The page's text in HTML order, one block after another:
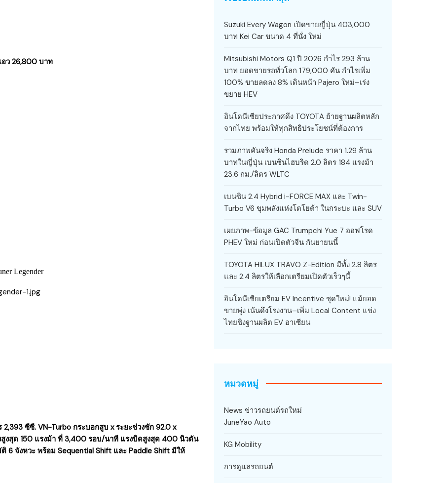
ว 26,800 บาท
Legender
ซีซี. VN-Turbo กระบอกสูบ x ระยะช่วงชัก 92.0 x
สูงสุด 150 แรงม้า ที่ 3,400 รอบ/นาที แรงบิดสูงสุด 400 นิวตัน
6 จังหวะ พร้อม Sequential Shift และ Paddle Shift มีให้
Suzuki Every Wagon เปิดขายญี่ปุ่น 403,000
บาท Kei Car ขนาด 4 ที่นั่ง ใหม่
Mitsubishi Motors Q1 ปี 2026 กำไร 293 ล้าน
บาท ยอดขายรถทั่วโลก 179,000 คัน กำไรเพิ่ม
100% ขายลดลง 8% เดินหน้า Pajero ใหม่–เร่ง
ขยาย HEV
อินโดนีเซียประกาศดึง TOYOTA ย้ายฐานผลิตหลัก
จากไทย พร้อมให้ทุกสิทธิประโยชน์ที่ต้องการ
รวมภาพคันจริง Honda Prelude ราคา 1.29 ล้าน
บาทในญี่ปุ่น เบนซินไฮบริด 2.0 ลิตร 184 แรงม้า
23.6 กม./ลิตร WLTC
เบนซิน 2.4 Hybrid i-FORCE MAX และ Twin-
Turbo V6 ขุมพลังแห่งโตโยต้า ในกระบะ และ SUV
เผยภาพ-ข้อมูล GAC Trumpchi Yue 7 ออฟโรด
PHEV ใหม่ ก่อนเปิดตัวจีน กันยายนนี้
TOYOTA HILUX TRAVO Z-Edition มีทั้ง 2.8 ลิตร
และ 2.4 ลิตรให้เลือกเตรียมเปิดตัวเร็วๆนี้
อินโดนีเซียเตรียม EV Incentive ชุดใหม่! แม้ยอด
ขายพุ่ง เน้นดึงโรงงาน–เพิ่ม Local Content แข่ง
ไทยชิงฐานผลิต EV อาเซียน
หมวดหมู่
News ข่าวรถยนต์รถใหม่
JuneYao Auto
KG Mobility
การดูแลรถยนต์